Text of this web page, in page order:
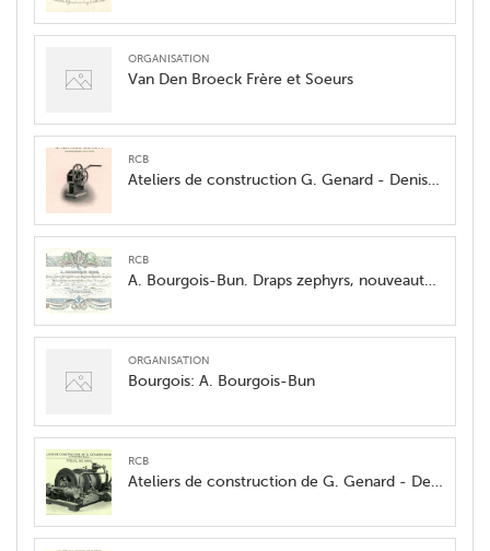
organisation
Van Den Broeck Frère et Soeurs
RCB
Ateliers de construction G. Genard - Denisty. Ventilateur à bras
RCB
A. Bourgois-Bun. Draps zephyrs, nouveautés pour pantalons, flanelles, castorines, baies, gilets et autres étoffes en laine et en coton
organisation
Bourgois: A. Bourgois-Bun
RCB
Ateliers de construction de G. Genard - Denisty. Treuil de Mine